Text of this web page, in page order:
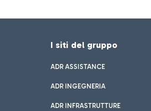
I siti del gruppo
ADR ASSISTANCE
ADR INGEGNERIA
ADR INFRASTRUTTURE